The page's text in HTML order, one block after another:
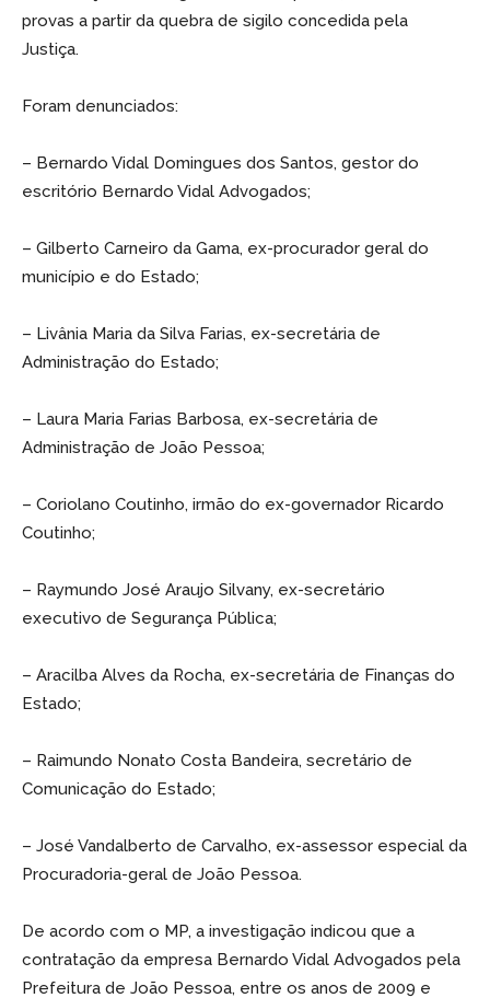
provas a partir da quebra de sigilo concedida pela
Justiça.
Foram denunciados:
– Bernardo Vidal Domingues dos Santos, gestor do
escritório Bernardo Vidal Advogados;
– Gilberto Carneiro da Gama, ex-procurador geral do
município e do Estado;
– Livânia Maria da Silva Farias, ex-secretária de
Administração do Estado;
– Laura Maria Farias Barbosa, ex-secretária de
Administração de João Pessoa;
– Coriolano Coutinho, irmão do ex-governador Ricardo
Coutinho;
– Raymundo José Araujo Silvany, ex-secretário
executivo de Segurança Pública;
– Aracilba Alves da Rocha, ex-secretária de Finanças do
Estado;
– Raimundo Nonato Costa Bandeira, secretário de
Comunicação do Estado;
– José Vandalberto de Carvalho, ex-assessor especial da
Procuradoria-geral de João Pessoa.
De acordo com o MP, a investigação indicou que a
contratação da empresa Bernardo Vidal Advogados pela
Prefeitura de João Pessoa, entre os anos de 2009 e